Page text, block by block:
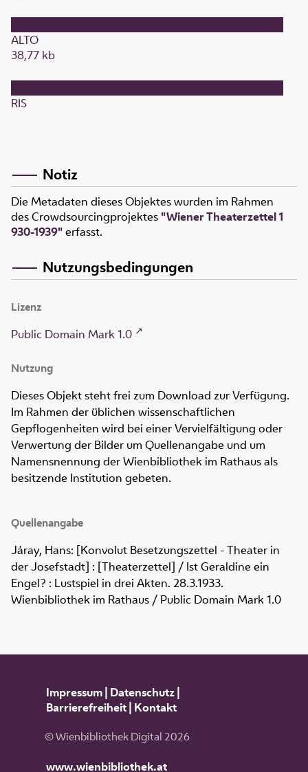
ALTO
38,77 kb
RIS
Notiz
Die Metadaten dieses Objektes wurden im Rahmen
des Crowdsourcingprojektes "Wiener Theaterzettel 1
930-1939"erfasst.
Nutzungsbedingungen
Lizenz
Public Domain Mark 1.0
Nutzung
Dieses Objekt steht frei zum Download zur Verfügung.
Im Rahmen der üblichen wissenschaftlichen
Gepflogenheiten wird bei einer Vervielfältigung oder
Verwertung der Bilder um Quellenangabe und um
Namensnennung der Wienbibliothek im Rathaus als
besitzende Institution gebeten.
Quellenangabe
Járay, Hans: [Konvolut Besetzungszettel - Theater in
der Josefstadt] : [Theaterzettel] / Ist Geraldine ein
Engel? : Lustspiel in drei Akten. 28.3.1933.
Wienbibliothek im Rathaus / Public Domain Mark 1.0
Impressum| Datenschutz|
Barrierefreiheit| Kontakt
© Wienbibliothek Digital 2026
www.wienbibliothek.at